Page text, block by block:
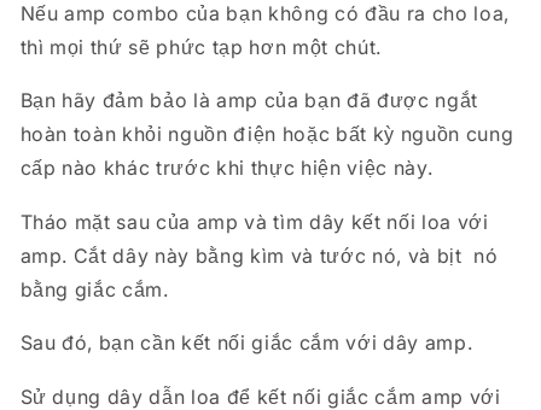
Nếu amp combo của bạn không có đầu ra cho loa,
thì mọi thứ sẽ phức tạp hơn một chút.
Bạn hãy đảm bảo là amp của bạn đã được ngắt
hoàn toàn khỏi nguồn điện hoặc bất kỳ nguồn cung
cấp nào khác trước khi thực hiện việc này.
Tháo mặt sau của amp và tìm dây kết nối loa với
amp. Cắt dây này bằng kìm và tước nó, và bịt nó
bằng giắc cắm.
Sau đó, bạn cần kết nối giắc cắm với dây amp.
Sử dụng dây dẫn loa để kết nối giắc cắm amp với